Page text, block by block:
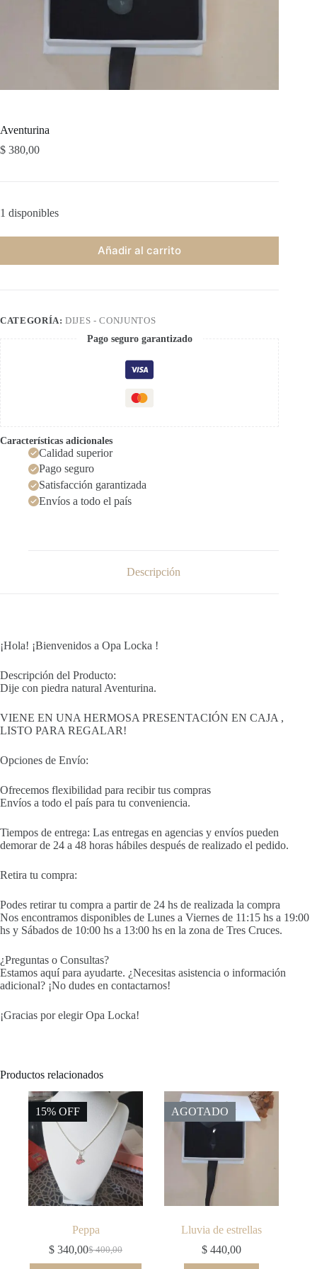
Aventurina
$ 380,00
1 disponibles
Añadir al carrito
CATEGORÍA:DIJES - CONJUNTOS
Pago seguro garantizado
Características adicionales
Calidad superior
Pago seguro
Satisfacción garantizada
Envíos a todo el país
Descripción
¡Hola! ¡Bienvenidos a Opa Locka !
Descripción del Producto:
Dije con piedra natural Aventurina.
VIENE EN UNA HERMOSA PRESENTACIÓN EN CAJA ,
LISTO PARA REGALAR!
Opciones de Envío:
Ofrecemos flexibilidad para recibir tus compras
Envíos a todo el país para tu conveniencia.
Tiempos de entrega: Las entregas en agencias y envíos pueden
demorar de 24 a 48 horas hábiles después de realizado el pedido.
Retira tu compra:
Podes retirar tu compra a partir de 24 hs de realizada la compra
Nos encontramos disponibles de Lunes a Viernes de 11:15 hs a 19:00
hs y Sábados de 10:00 hs a 13:00 hs en la zona de Tres Cruces.
¿Preguntas o Consultas?
Estamos aquí para ayudarte. ¿Necesitas asistencia o información
adicional? ¡No dudes en contactarnos!
¡Gracias por elegir Opa Locka!
Productos relacionados
15% OFF
Peppa
$400,00
El
$ 340,00El
AGOTADO
Lluvia de estrellas
$ 440,00